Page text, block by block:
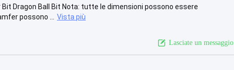
Dragon Ball Bit Nota: tutte le dimensioni possono essere
possono ...
Vista più
Lasciate un messaggio.